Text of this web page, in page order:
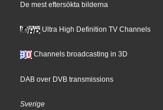
De mest eftersökta bilderna
Ultra High Definition TV Channels
Channels broadcasting in 3D
DAB over DVB transmissions
Sverige